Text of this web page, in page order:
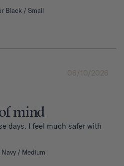
Black / Small
06/10/2026
mind
days. I feel much safer with
Navy / Medium